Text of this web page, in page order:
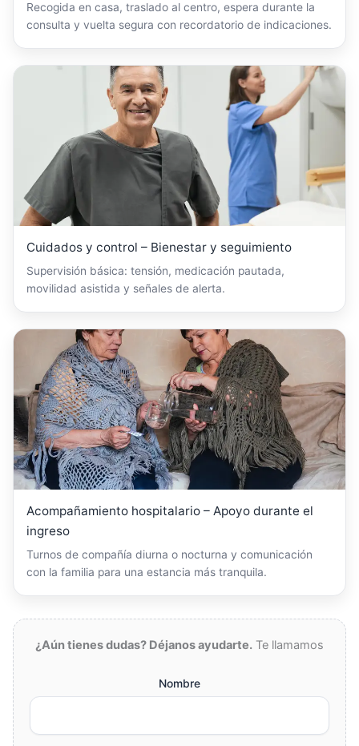
Recogida en casa, traslado al centro, espera durante la
consulta y vuelta segura con recordatorio de indicaciones.
Cuidados y control – Bienestar y seguimiento
Supervisión básica: tensión, medicación pautada,
movilidad asistida y señales de alerta.
Acompañamiento hospitalario – Apoyo durante el
ingreso
Turnos de compañía diurna o nocturna y comunicación
con la familia para una estancia más tranquila.
¿Aún tienes dudas? Déjanos ayudarte. Te llamamos
Nombre